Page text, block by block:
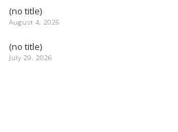
(no title)
August 4, 2026
(no title)
July 29, 2026